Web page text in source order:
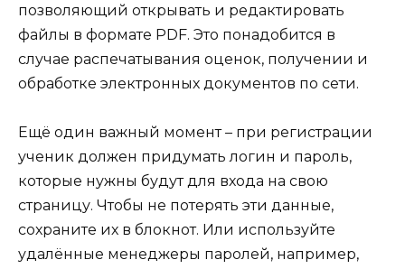
позволяющий открывать и редактировать
файлы в формате PDF. Это понадобится в
случае распечатывания оценок, получении и
обработке электронных документов по сети.
Ещё один важный момент – при регистрации
ученик должен придумать логин и пароль,
которые нужны будут для входа на свою
страницу. Чтобы не потерять эти данные,
сохраните их в блокнот. Или используйте
удалённые менеджеры паролей, например,